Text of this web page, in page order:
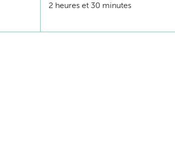
2 heures et 30 minutes